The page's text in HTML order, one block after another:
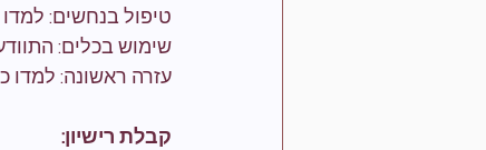
טיפול בנחשים:
שימוש בכלים:
עזרה ראשונה: למדו
קבלת רישיון: